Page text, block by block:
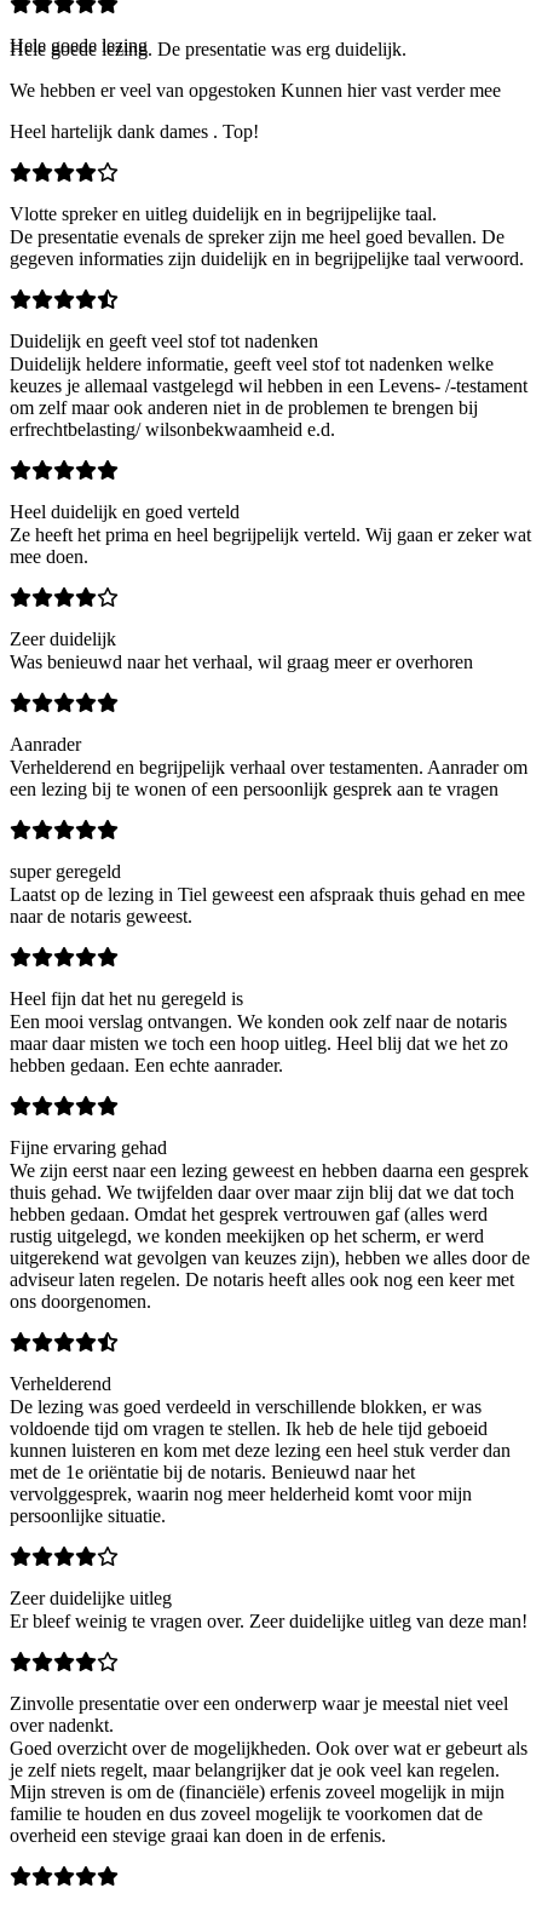
Hele goede lezing
Hele goede lezing. De presentatie was erg duidelijk.
We hebben er veel van opgestoken Kunnen hier vast verder mee
Heel hartelijk dank dames . Top!
Vlotte spreker en uitleg duidelijk en in begrijpelijke taal.
De presentatie evenals de spreker zijn me heel goed bevallen. De
gegeven informaties zijn duidelijk en in begrijpelijke taal verwoord.
Duidelijk en geeft veel stof tot nadenken
Duidelijk heldere informatie, geeft veel stof tot nadenken welke
keuzes je allemaal vastgelegd wil hebben in een Levens- /-testament
om zelf maar ook anderen niet in de problemen te brengen bij
erfrechtbelasting/ wilsonbekwaamheid e.d.
Heel duidelijk en goed verteld
Ze heeft het prima en heel begrijpelijk verteld. Wij gaan er zeker wat
mee doen.
Zeer duidelijk
Was benieuwd naar het verhaal, wil graag meer er overhoren
Aanrader
Verhelderend en begrijpelijk verhaal over testamenten. Aanrader om
een lezing bij te wonen of een persoonlijk gesprek aan te vragen
super geregeld
Laatst op de lezing in Tiel geweest een afspraak thuis gehad en mee
naar de notaris geweest.
Heel fijn dat het nu geregeld is
Een mooi verslag ontvangen. We konden ook zelf naar de notaris
maar daar misten we toch een hoop uitleg. Heel blij dat we het zo
hebben gedaan. Een echte aanrader.
Fijne ervaring gehad
We zijn eerst naar een lezing geweest en hebben daarna een gesprek
thuis gehad. We twijfelden daar over maar zijn blij dat we dat toch
hebben gedaan. Omdat het gesprek vertrouwen gaf (alles werd
rustig uitgelegd, we konden meekijken op het scherm, er werd
uitgerekend wat gevolgen van keuzes zijn), hebben we alles door de
adviseur laten regelen. De notaris heeft alles ook nog een keer met
ons doorgenomen.
Verhelderend
De lezing was goed verdeeld in verschillende blokken, er was
voldoende tijd om vragen te stellen. Ik heb de hele tijd geboeid
kunnen luisteren en kom met deze lezing een heel stuk verder dan
met de 1e oriëntatie bij de notaris. Benieuwd naar het
vervolggesprek, waarin nog meer helderheid komt voor mijn
persoonlijke situatie.
Zeer duidelijke uitleg
Er bleef weinig te vragen over. Zeer duidelijke uitleg van deze man!
Zinvolle presentatie over een onderwerp waar je meestal niet veel
over nadenkt.
Goed overzicht over de mogelijkheden. Ook over wat er gebeurt als
je zelf niets regelt, maar belangrijker dat je ook veel kan regelen.
Mijn streven is om de (financiële) erfenis zoveel mogelijk in mijn
familie te houden en dus zoveel mogelijk te voorkomen dat de
overheid een stevige graai kan doen in de erfenis.